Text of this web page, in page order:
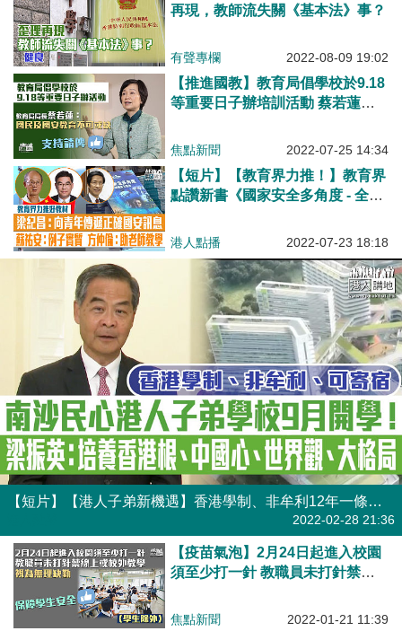
再現，教師流失關《基本法》事？
有聲專欄 2022-08-09 19:02
【推進國教】教育局倡學校於9.18
等重要日子辦培訓活動 蔡若蓮：
焦點新聞 2022-07-25 14:34
【短片】【教育界力推！】教育界
點讚新書《國家安全多角度 - 全球
遞正確國安訊息 蘇祐安：實質例
料有助老師教學
港人點播 2022-07-23 18:18
【短片】【港人子弟新機遇】香港學制、非牟利12年一條龍、1200個宿位寄宿、南沙民心港人子弟學校9月開學！梁振英：培養學生香港根、中國心、世界觀、大格局
2022-02-28 21:36
【疫苗氣泡】2月24日起進入校園
須至少打一針 教職員未打針禁線
焦點新聞 2022-01-21 11:39